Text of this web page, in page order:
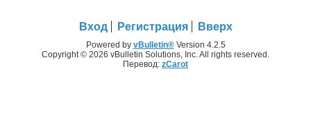
Вход Регистрация Вверх
Powered by vBulletin®Version 4.2.5
Copyright © 2026 vBulletin Solutions, Inc. All rights reserved.
Перевод: zCarot